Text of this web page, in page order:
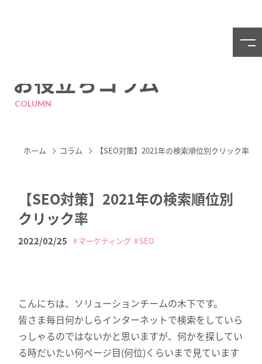
お役立ちコラム
COLUMN
ホーム コラム 【SEO対策】2021年の検索順位別クリック率
【SEO対策】2021年の検索順位別
クリック率
2022/02/25 マーケティング SEO
こんにちは、ソリューションチームの木下です。
皆さま毎日何かしらインターネットで検索をしていら
っしゃるのではないかと思いますが、何かを探してい
る時だいたい何ページ目(何位)くらいまで見ています